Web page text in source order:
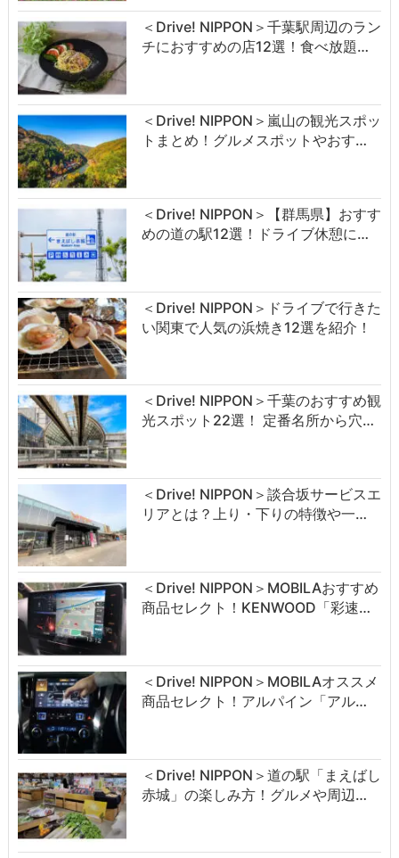
＜Drive! NIPPON＞千葉駅周辺のラン
チにおすすめの店12選！食べ放題…
＜Drive! NIPPON＞嵐山の観光スポッ
トまとめ！グルメスポットやおす…
＜Drive! NIPPON＞【群馬県】おすす
めの道の駅12選！ドライブ休憩に…
＜Drive! NIPPON＞ドライブで行きた
い関東で人気の浜焼き12選を紹介！
＜Drive! NIPPON＞千葉のおすすめ観
光スポット22選！ 定番名所から穴…
＜Drive! NIPPON＞談合坂サービスエ
リアとは？上り・下りの特徴や一…
＜Drive! NIPPON＞MOBILAおすすめ
商品セレクト！KENWOOD「彩速…
＜Drive! NIPPON＞MOBILAオススメ
商品セレクト！アルパイン「アル…
＜Drive! NIPPON＞道の駅「まえばし
赤城」の楽しみ方！グルメや周辺…